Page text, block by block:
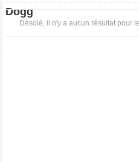
Dogg
Désolé, il n'y a aucun résultat pour